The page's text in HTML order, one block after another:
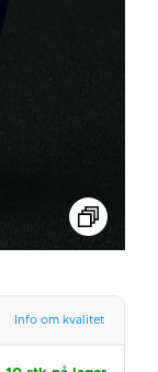
Info om kvalitet